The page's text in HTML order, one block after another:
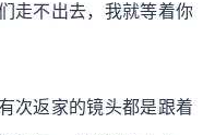
走不出去，我就等着你
次返家的镜头都是跟着